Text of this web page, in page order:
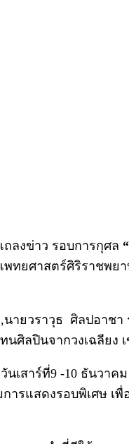
ลงข่าว รอบการกุศล
ยศาสตร์ศิริราชพย
ยวราวุธ ศิลปอาชา
ลปินจากวงเฉลียง เ
นเสาร์ที่9 -10 ธัน
ารแสดงรอบพิเศษ